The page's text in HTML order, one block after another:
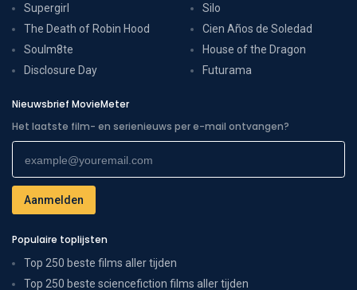
Supergirl
The Death of Robin Hood
Soulm8te
Disclosure Day
Silo
Cien Años de Soledad
House of the Dragon
Futurama
Nieuwsbrief MovieMeter
Het laatste film- en serienieuws per e-mail ontvangen?
Populaire toplijsten
Top 250 beste films aller tijden
Top 250 beste sciencefiction films aller tijden